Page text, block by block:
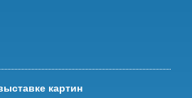
картин